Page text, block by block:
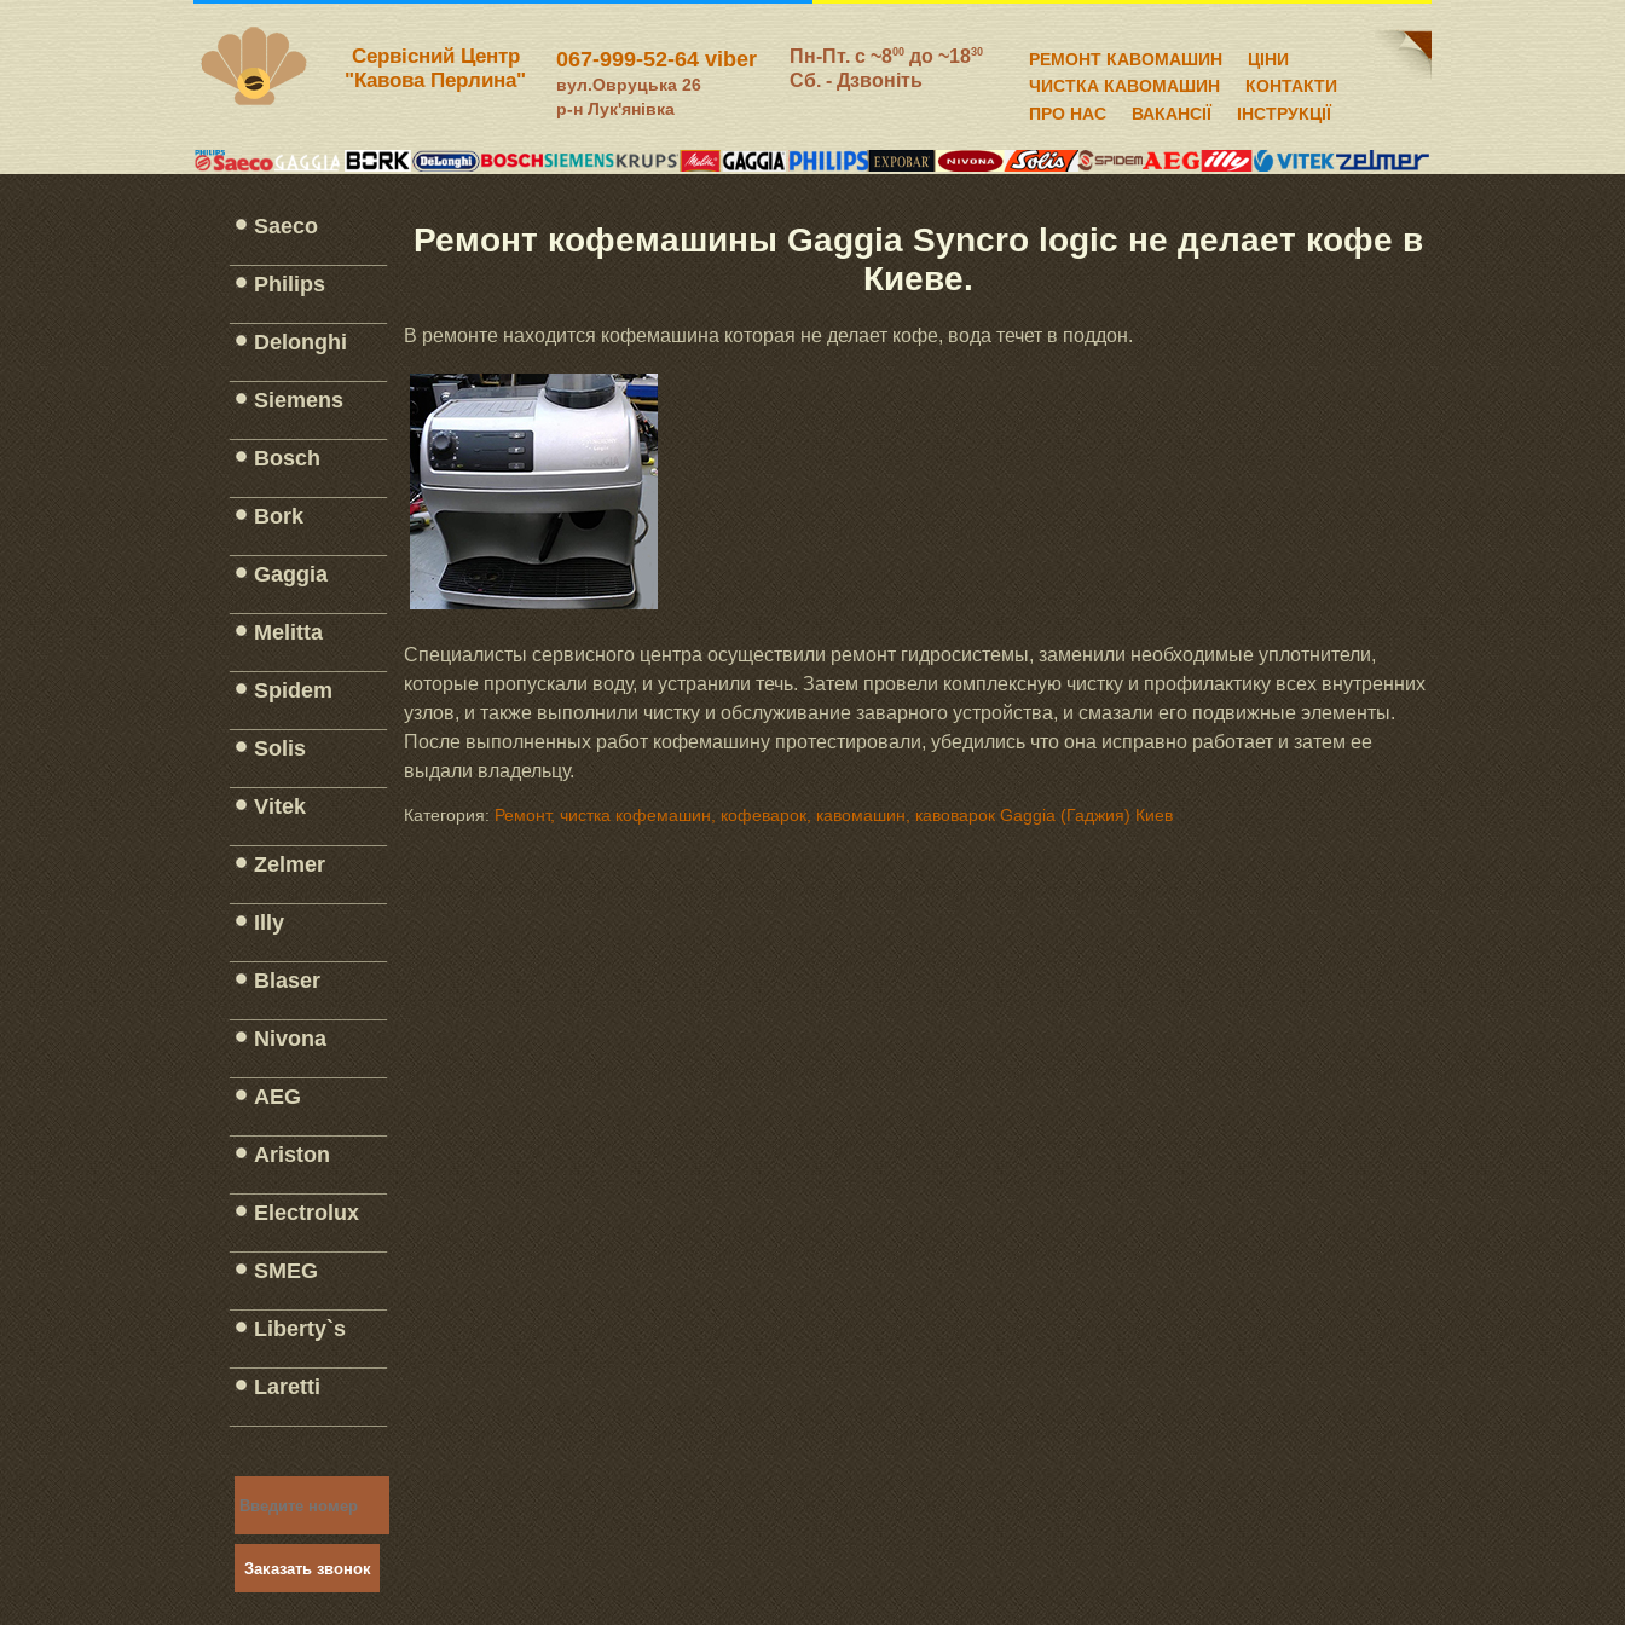
Сервісний Центр
"Кавова Перлина"
067-999-52-64 viber
вул.Овруцька 26
р-н Лук'янівка
Пн-Пт. c ~800 до ~1830
Сб. - Дзвоніть
РЕМОНТ КАВОМАШИН
ЦІНИ
ЧИСТКА КАВОМАШИН
КОНТАКТИ
ПРО НАС
ВАКАНСІЇ ІНСТРУКЦІЇ
Saeco
Philips
Delonghi
Siemens
Bosch
Bork
Gaggia
Melitta
Spidem
Solis
_____________
Vitek
Zelmer
Illy
_____________
Blaser
Nivona
_____________
AEG
_____________
Ariston
_____________
Electrolux
_____________
SMEG
Liberty`s
_____________
Laretti
_____________
Заказать звонок
Ремонт кофемашины Gaggia Syncro logic не делает кофе в
Киеве.
В ремонте находится кофемашина которая не делает кофе, вода течет в поддон.
Специалисты сервисного центра осуществили ремонт гидросистемы, заменили необходимые уплотнители,
которые пропускали воду, и устранили течь. Затем провели комплексную чистку и профилактику всех внутренних
узлов, и также выполнили чистку и обслуживание заварного устройства, и смазали его подвижные элементы.
После выполненных работ кофемашину протестировали, убедились что она исправно работает и затем ее
выдали владельцу.
Категория: Ремонт, чистка кофемашин, кофеварок, кавомашин, кавоварок Gaggia (Гаджия) Киев